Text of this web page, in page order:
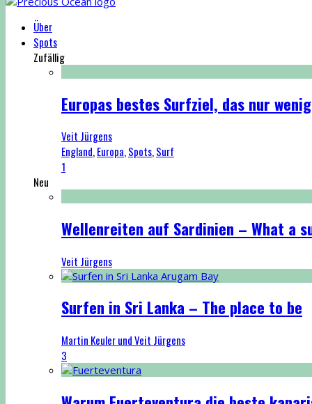
Über
Spots
Zufällig
Europas bestes Surfziel, das nur
Veit Jürgens
England,Europa,Spots,Surf
1
Neu
Wellenreiten auf Sardinien – What a
Veit Jürgens
Surfen in Sri Lanka – The place to be
Martin Keuler und Veit Jürgens
3